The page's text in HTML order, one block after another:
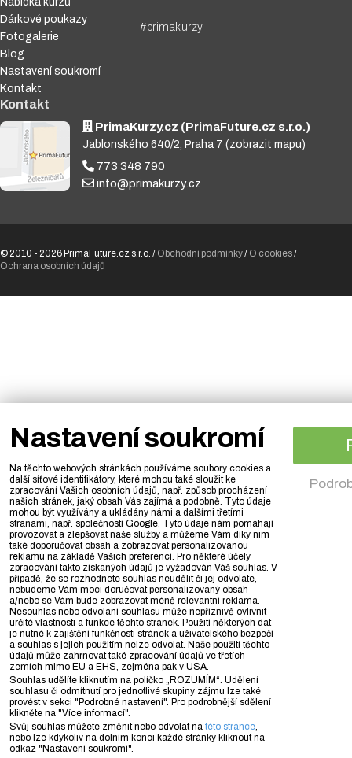
Dárkové poukazy
Fotogalerie
Blog
Nastavení soukromí
Kontakt
Kontakt
PrimaKurzy.cz (PrimaFuture.cz s.r.o.)
Jablonského 640/2, Praha 7 (zobrazit mapu)
773 348 790
info@primakurzy.cz
#primakurzy
© 2010 - 2026 PrimaFuture.cz s.r.o. / Obchodní podmínky/ O cookies/
Ochrana osobních údajů
Nastavení soukromí
Na těchto webových stránkách používáme soubory cookies a
další síťové identifikátory, které mohou také sloužit ke
zpracování Vašich osobních údajů, např. způsob procházení
našich stránek, jaký obsah Vás zajímá a podobně. Tyto údaje
mohou být využívány a ukládány námi a dalšími třetími
stranami, např. společností Google. Tyto údaje nám pomáhají
provozovat a zlepšovat naše služby a můžeme Vám díky nim
také doporučovat obsah a zobrazovat personalizovanou
reklamu na základě Vašich preferencí. Pro některé účely
zpracování takto získaných údajů je vyžadován Váš souhlas. V
případě, že se rozhodnete souhlas neudělit či jej odvoláte,
nebudeme Vám moci doručovat personalizovaný obsah
a/nebo se Vám bude zobrazovat méně relevantní reklama.
Nesouhlas nebo odvolání souhlasu může nepříznivě ovlivnit
určité vlastnosti a funkce těchto stránek. Použití některých dat
je nutné k zajištění funkčnosti stránek a uživatelského bezpečí
a souhlas s jejich použitím nelze odvolat. Naše použití těchto
údajů může zahrnovat také zpracování údajů ve třetích
zemích mimo EU a EHS, zejména pak v USA.
Souhlas udělíte kliknutím na políčko „ROZUMÍM“. Udělení
souhlasu či odmítnutí pro jednotlivé skupiny zájmu lze také
provést v sekci "Podrobné nastavení". Pro podrobnější sdělení
klikněte na "Více informací".
Svůj souhlas můžete změnit nebo odvolat na této stránce,
nebo lze kdykoliv na dolním konci každé stránky kliknout na
odkaz "Nastavení soukromí".